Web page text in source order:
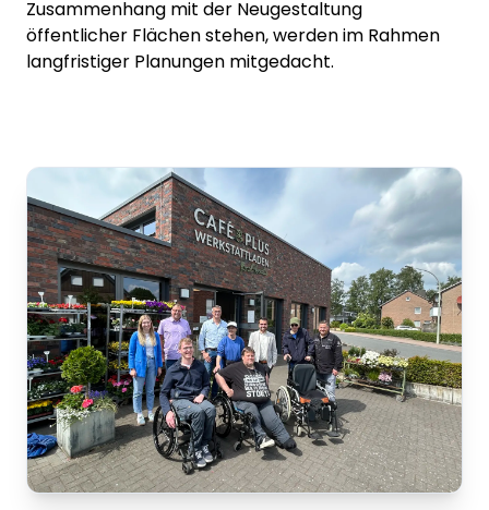
Zusammenhang mit der Neugestaltung
öffentlicher Flächen stehen, werden im Rahmen
langfristiger Planungen mitgedacht.